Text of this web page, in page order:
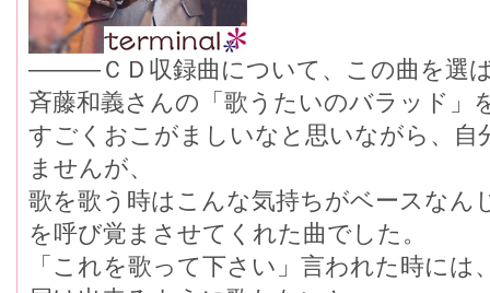
―――ＣＤ収録曲について、この曲を選
斉藤和義さんの「歌うたいのバラッド」
すごくおこがましいなと思いながら、自
ませんが、
歌を歌う時はこんな気持ちがベースなん
を呼び覚まさせてくれた曲でした。
「これを歌って下さい」言われた時に